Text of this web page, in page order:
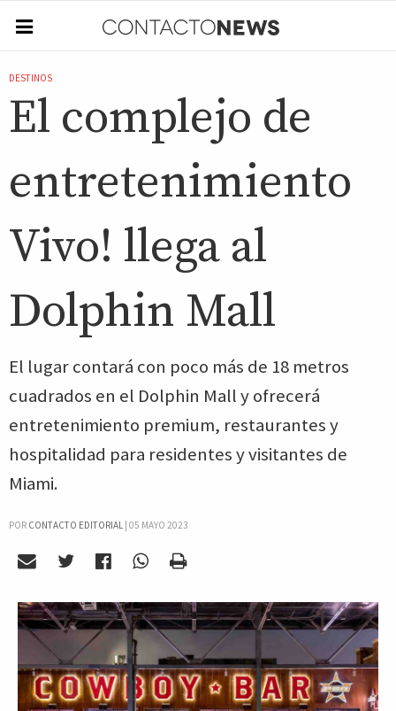
DESTINOS
El complejo de
entretenimiento
Vivo! llega al
Dolphin Mall
El lugar contará con poco más de 18 metros
cuadrados en el Dolphin Mall y ofrecerá
entretenimiento premium, restaurantes y
hospitalidad para residentes y visitantes de
Miami.
POR CONTACTO EDITORIAL| 05 MAYO 2023